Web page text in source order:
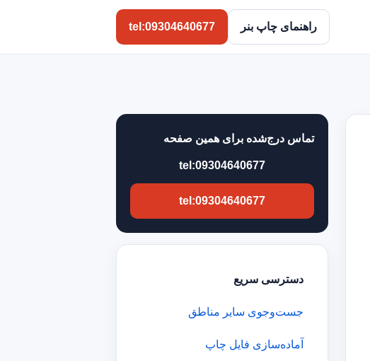
راهنمای چاپ بنر tel:09304640677
تماس درج‌شده برای همین صفحه
tel:09304640677
tel:09304640677
دسترسی سریع
جست‌وجوی سایر مناطق
آماده‌سازی فایل چاپ